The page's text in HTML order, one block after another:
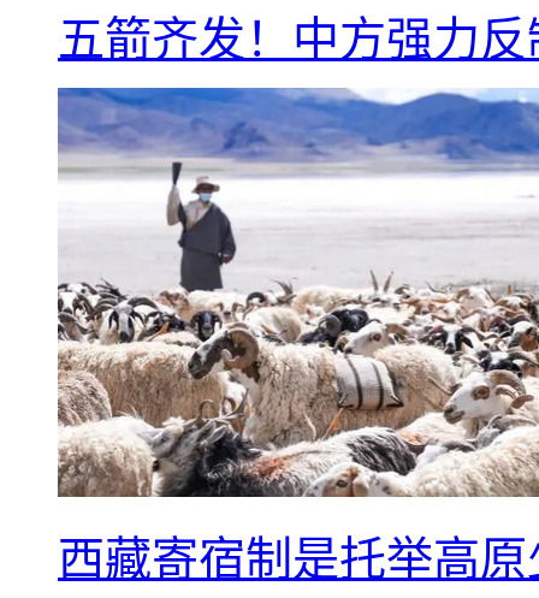
五箭齐发！中方强力
西藏寄宿制是托举高